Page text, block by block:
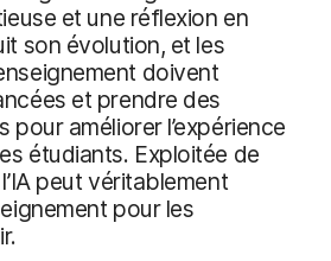
et une réflexion en
son évolution, et les
doivent
et prendre des
pour améliorer l’expérience
étudiants. Exploitée de
peut véritablement
pour les